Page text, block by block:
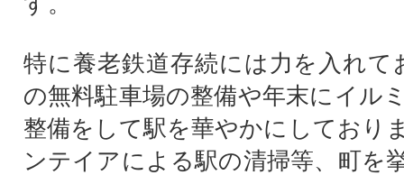
特に養老鉄道存続には力を入れて
の無料駐車場の整備や年末にイル
整備をして駅を華やかにしており
ンテイアによる駅の清掃等、町を